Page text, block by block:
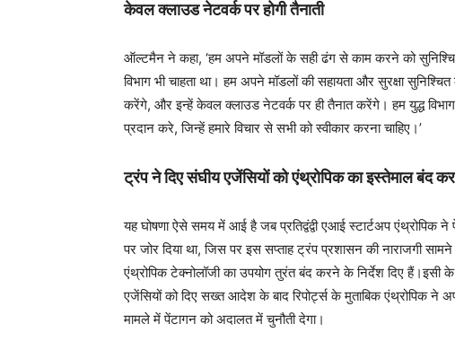
केवल क्लाउड नेटवर्क पर होगी तैनाती
ऑल्टमैन ने कहा, ‘हम अपने मॉडलों के सही ढंग से काम करने को
विभाग भी चाहता था। हम अपने मॉडलों की सहायता और सुरक्षा
करेंगे, और इन्हें केवल क्लाउड नेटवर्क पर ही तैनात करेंगे। हम युद्ध
प्रदान करे, जिन्हें हमारे विचार से सभी को स्वीकार करना चाहिए।’
ट्रंप ने दिए संघीय एजेंसियों को एंथ्रोपिक का इस्तेमाल बंद
यह घोषणा ऐसे समय में आई है जब प्रतिद्वंद्वी एआई स्टार्टअप एंथ्रोपिक
पर जोर दिया था, जिस पर इस सप्ताह ट्रंप प्रशासन की नाराजगी
एंथ्रोपिक टेक्नोलॉजी का उपयोग तुरंत बंद करने के निर्देश दिए
एजेंसियों को दिए सख्त आदेश के बाद रिपोर्ट्स के मुताबिक एंथ्रोपिक
मामले में पेंटागन को अदालत में चुनौती देगा।